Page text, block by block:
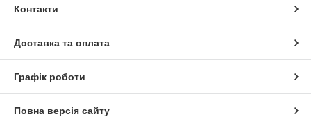
Контакти
Доставка та оплата
Графік роботи
Повна версія сайту